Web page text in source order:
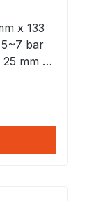
bar
mm ~
Haften,